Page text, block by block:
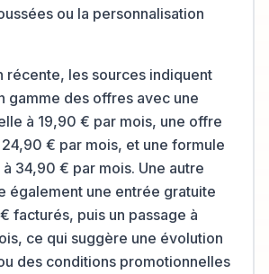
ou la personnalisation
récente, les sources indiquent
gamme des offres avec une
à 19,90 € par mois, une offre
24,90 € par mois, et une formule
34,90 € par mois. Une autre
également une entrée gratuite
facturés, puis un passage à
ce qui suggère une évolution
des conditions promotionnelles